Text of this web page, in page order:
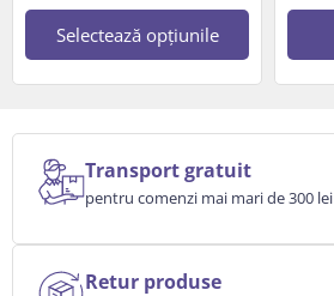
Selectează opțiunile
Transport gratuit
pentru comenzi mai mari de 300 lei
Retur produse